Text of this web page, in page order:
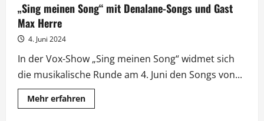
„Sing meinen Song“ mit Denalane-Songs und Gast
Max Herre
4. Juni 2024
In der Vox-Show „Sing meinen Song“ widmet sich
die musikalische Runde am 4. Juni den Songs von...
Mehr erfahrenMehr
Informationen